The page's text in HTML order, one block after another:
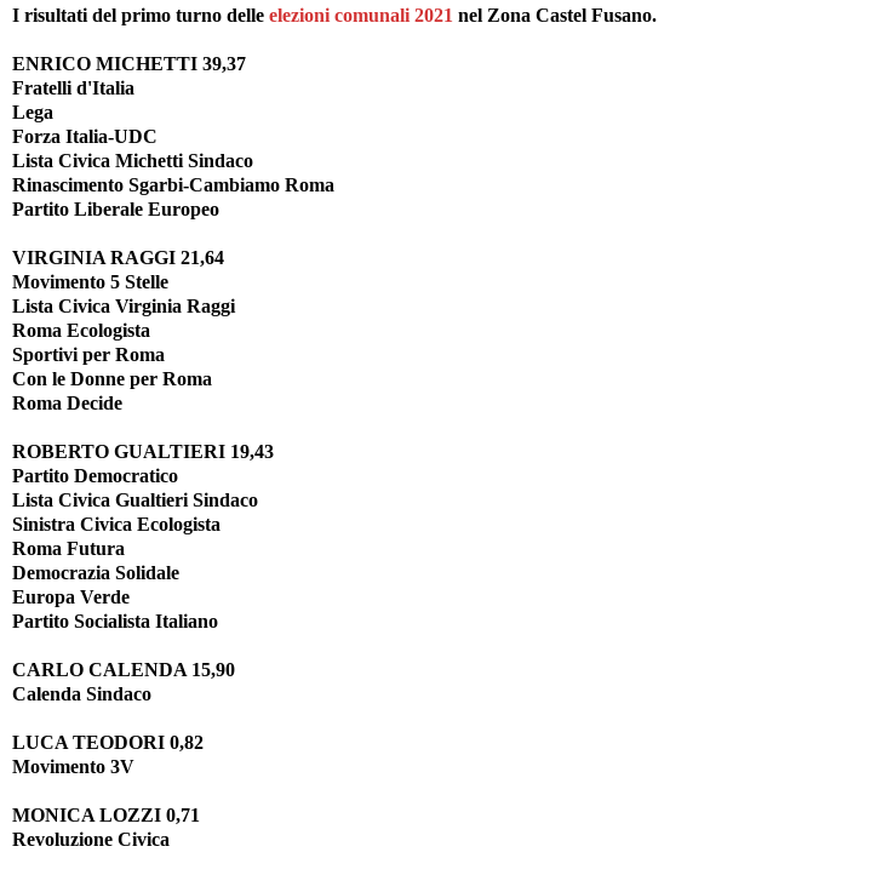
I risultati del primo turno delle elezioni comunali 2021 nel Zona Castel Fusano.
ENRICO MICHETTI 39,37
Fratelli d'Italia
Lega
Forza Italia-UDC
Lista Civica Michetti Sindaco
Rinascimento Sgarbi-Cambiamo Roma
Partito Liberale Europeo
VIRGINIA RAGGI 21,64
Movimento 5 Stelle
Lista Civica Virginia Raggi
Roma Ecologista
Sportivi per Roma
Con le Donne per Roma
Roma Decide
ROBERTO GUALTIERI 19,43
Partito Democratico
Lista Civica Gualtieri Sindaco
Sinistra Civica Ecologista
Roma Futura
Democrazia Solidale
Europa Verde
Partito Socialista Italiano
CARLO CALENDA 15,90
Calenda Sindaco
LUCA TEODORI 0,82
Movimento 3V
MONICA LOZZI 0,71
Revoluzione Civica